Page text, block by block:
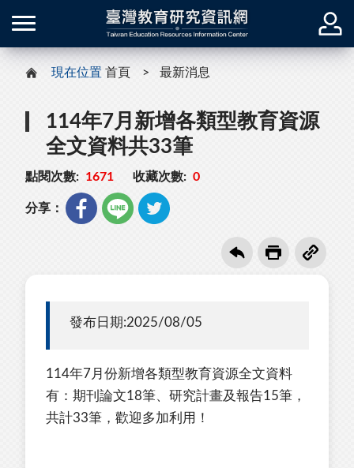
現在位置 首頁 最新消息
114年7月新增各類型教育資源
全文資料共33筆
點閱次數: 1671 收藏次數: 0
分享：
發布日期:2025/08/05
114年7月份新增各類型教育資源全文資料
有：期刊論文18筆、研究計畫及報告15筆，
共計33筆，歡迎多加利用！